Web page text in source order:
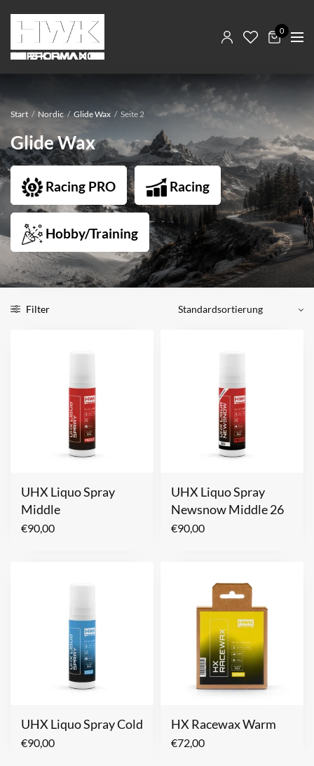
0
Start / Nordic / Glide Wax / Seite 2
Glide Wax
Racing PRO Racing
Hobby/Training
Filter
UHX Liquo Spray
Middle
€90,00
UHX Liquo Spray
Newsnow Middle 26
€90,00
UHX Liquo Spray Cold
€90,00
HX Racewax Warm
€72,00